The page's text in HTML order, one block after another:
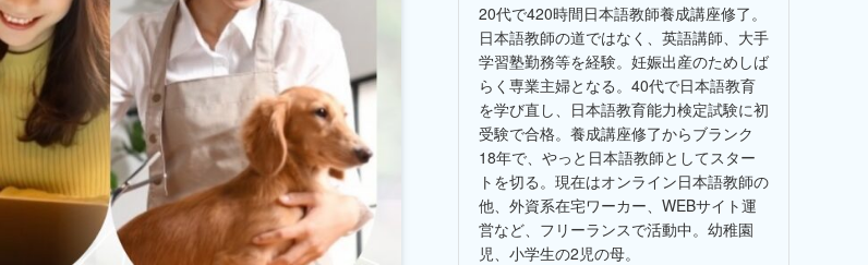
20代で420時間日本語教師養成講座修了。
日本語教師の道ではなく、英語講師、大手
学習塾勤務等を経験。妊娠出産のためしば
らく専業主婦となる。40代で日本語教育
を学び直し、日本語教育能力検定試験に初
受験で合格。養成講座修了からブランク
18年で、やっと日本語教師としてスター
トを切る。現在はオンライン日本語教師の
他、外資系在宅ワーカー、WEBサイト運
営など、フリーランスで活動中。幼稚園
児、小学生の2児の母。